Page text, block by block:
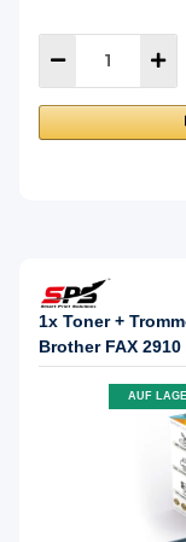
1x Toner +
Brother FAX 2910
AUF